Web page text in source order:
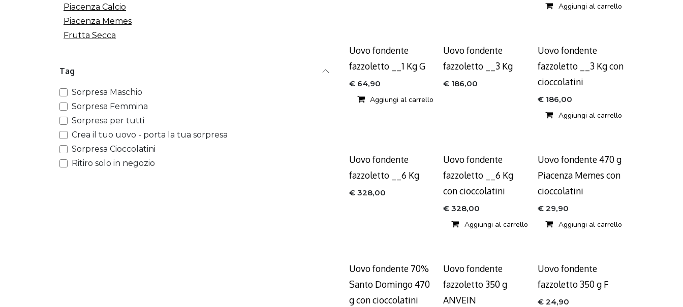
Piacenza Calcio
Piacenza Memes
Frutta Secca
Tag
Sorpresa Maschio
Sorpresa Femmina
Sorpresa per tutti
Crea il tuo uovo - porta la tua sorpresa
Sorpresa Cioccolatini
Ritiro solo in negozio
Aggiungi al carrello
Uovo fondente
fazzoletto __1 Kg G
€ 64,90
Aggiungi al carrello
Uovo fondente
fazzoletto __3 Kg
€ 186,00
Uovo fondente
fazzoletto __3 Kg con
cioccolatini
€ 186,00
Aggiungi al carrello
Uovo fondente
fazzoletto __6 Kg
€ 328,00
Uovo fondente
fazzoletto __6 Kg
con cioccolatini
€328,00
Aggiungi al carrello
Uovo fondente 470 g
Piacenza Memes con
cioccolatini
€ 29,90
Aggiungi al carrello
Uovo fondente 70%
Santo Domingo 470
g con cioccolatini
Uovo fondente
fazzoletto 350 g
ANVEIN
Uovo fondente
fazzoletto 350 g F
€ 24,90